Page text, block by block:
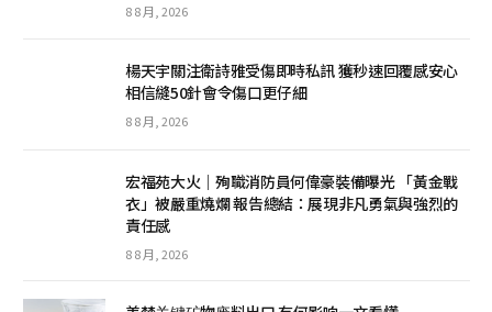
8 8 月, 2026
楊天宇關注衛詩雅受傷即時私訊 獲秒速回覆感安心
相信縫50針會令傷口更仔細
8 8 月, 2026
宏福苑大火｜殉職消防員何偉豪裝備曝光 「黃金戰
衣」被嚴重燒爛 報告總結：展現非凡勇氣與強烈的
責任感
8 8 月, 2026